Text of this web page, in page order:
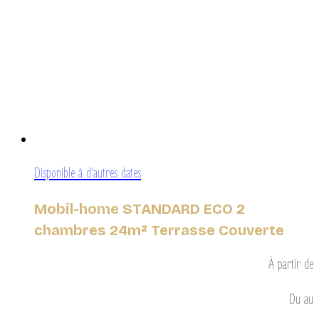
Disponible à d’autres dates
Mobil-home STANDARD ECO 2
chambres 24m² Terrasse Couverte
À partir de
Du au